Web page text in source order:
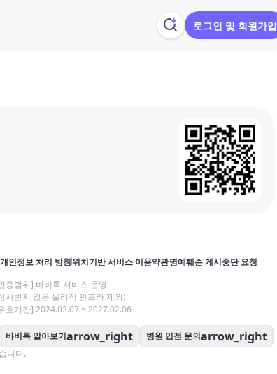
로그인 및 회원가입
개인정보 처리 방침위치기반 서비스 이용약관명예훼손 게시중단 요청
증범위] 바비톡 서비스 운영
사받지 않은 물리적 인프라 제외)
효기간] 2024.02.07 ~ 2027.02.06
바비톡 알아보기arrow_right 병원 입점 문의arrow_right
니다.